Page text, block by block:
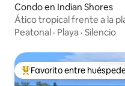
Condo en Indian Shores
Ático tropical frente a la
Peatonal · Playa · Silencio
Favorito entre huéspedes
Favorito entre